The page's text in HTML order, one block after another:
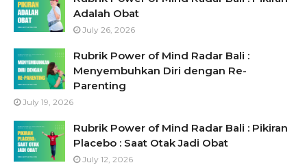
Adalah Obat
July 26, 2026
Rubrik Power of Mind Radar Bali :
Menyembuhkan Diri dengan Re-
Parenting
July 19, 2026
Rubrik Power of Mind Radar Bali : Pikiran
Placebo : Saat Otak Jadi Obat
July 12, 2026